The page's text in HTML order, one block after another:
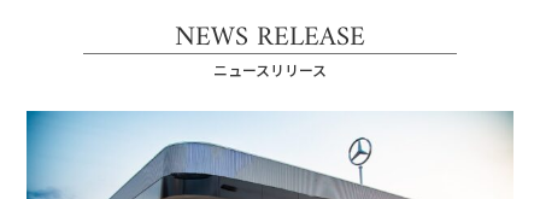
NEWS RELEASE
ニュースリリース